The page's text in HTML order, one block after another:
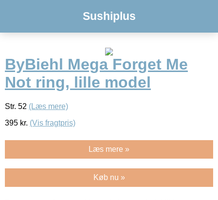
Sushiplus
ByBiehl Mega Forget Me
Not ring, lille model
Str. 52 (Læs mere)
395 kr. (Vis fragtpris)
Læs mere »
Køb nu »